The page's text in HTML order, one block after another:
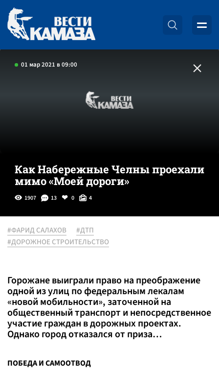
01 мар 2021 в 09:00
Как Набережные Челны проехали
мимо «Моей дороги»
1907 13 0 4
#ФАРИД САЛАХОВ
#ДТП
#ДОРОЖНОЕ СТРОИТЕЛЬСТВО
Горожане выиграли право на преображение
одной из улиц по федеральным лекалам
«новой мобильности», заточенной на
общественный транспорт и непосредственное
участие граждан в дорожных проектах.
Однако город отказался от приза…
ПОБЕДА И САМООТВОД